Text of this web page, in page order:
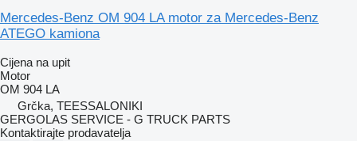
Mercedes-Benz OM 904 LA motor za Mercedes-Benz
ATEGO kamiona
Cijena na upit
Motor
OM 904 LA
Grčka, TEESSALONIKI
GERGOLAS SERVICE - G TRUCK PARTS
Kontaktirajte prodavatelja